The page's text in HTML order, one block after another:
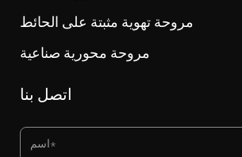
مروحة تهوية مثبتة على الحائط
مروحة محورية صناعية
اتصل بنا